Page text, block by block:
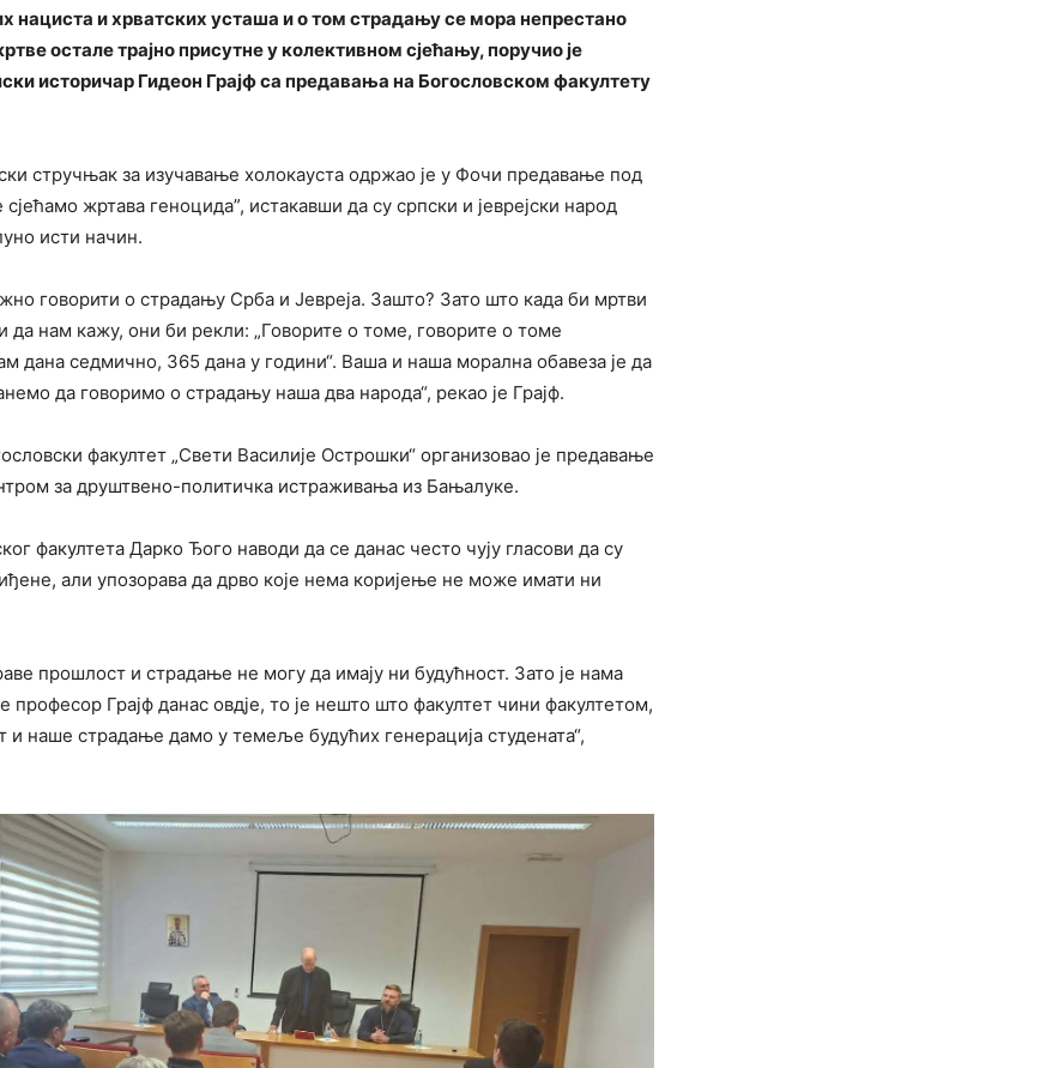
нациста и хрватских усташа и о том страдању се мора непрестано
остале трајно присутне у колективном сјећању, поручио је
историчар Гидеон Грајф са предавања на Богословском факултету
стручњак за изучавање холокауста одржао је у Фочи предавање под
сјећамо жртава геноцида”, истакавши да су српски и јеврејски народ
исти начин.
говорити о страдању Срба и Јевреја. Зашто? Зато што када би мртви
да нам кажу, они би рекли: „Говорите о томе, говорите о томе
дана седмично, 365 дана у години“. Ваша и наша морална обавеза је да
да говоримо о страдању наша два народа“, рекао је Грајф.
факултет „Свети Василије Острошки“ организовао је предавање
за друштвено-политичка истраживања из Бањалуке.
факултета Дарко Ђого наводи да се данас често чују гласови да су
али упозорава да дрво које нема коријење не може имати ни
прошлост и страдање не могу да имају ни будућност. Зато је нама
професор Грајф данас овдје, то је нешто што факултет чини факултетом,
и наше страдање дамо у темеље будућих генерација студената“,